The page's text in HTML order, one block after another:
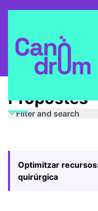
Pla Estratègic
Propostes
Filter and search
Optimitzar
quirúrgica